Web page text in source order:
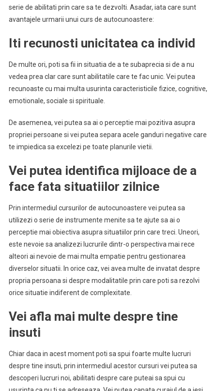
serie de abilitati prin care sa te dezvolti. Asadar, iata care sunt
avantajele urmarii unui curs de autocunoastere:
Iti recunosti unicitatea ca individ
De multe ori, poti sa fii in situatia de a te subaprecia si de a nu
vedea prea clar care sunt abilitatile care te fac unic. Vei putea
recunoaste cu mai multa usurinta caracteristicile fizice, cognitive,
emotionale, sociale si spirituale.
De asemenea, vei putea sa ai o perceptie mai pozitiva asupra
propriei persoane si vei putea separa acele ganduri negative care
te impiedica sa excelezi pe toate planurile vietii.
Vei putea identifica mijloace de a
face fata situatiilor zilnice
Prin intermediul cursurilor de autocunoastere vei putea sa
utilizezi o serie de instrumente menite sa te ajute sa ai o
perceptie mai obiectiva asupra situatiilor prin care treci. Uneori,
este nevoie sa analizezi lucrurile dintr-o perspectiva mai rece
alteori ai nevoie de mai multa empatie pentru gestionarea
diverselor situatii. In orice caz, vei avea multe de invatat despre
propria persoana si despre modalitatile prin care poti sa rezolvi
orice situatie indiferent de complexitate.
Vei afla mai multe despre tine
insuti
Chiar daca in acest moment poti sa spui foarte multe lucruri
despre tine insuti, prin intermediul acestor cursuri vei putea sa
descoperi lucruri noi, abilitati despre care puteai sa spui cu